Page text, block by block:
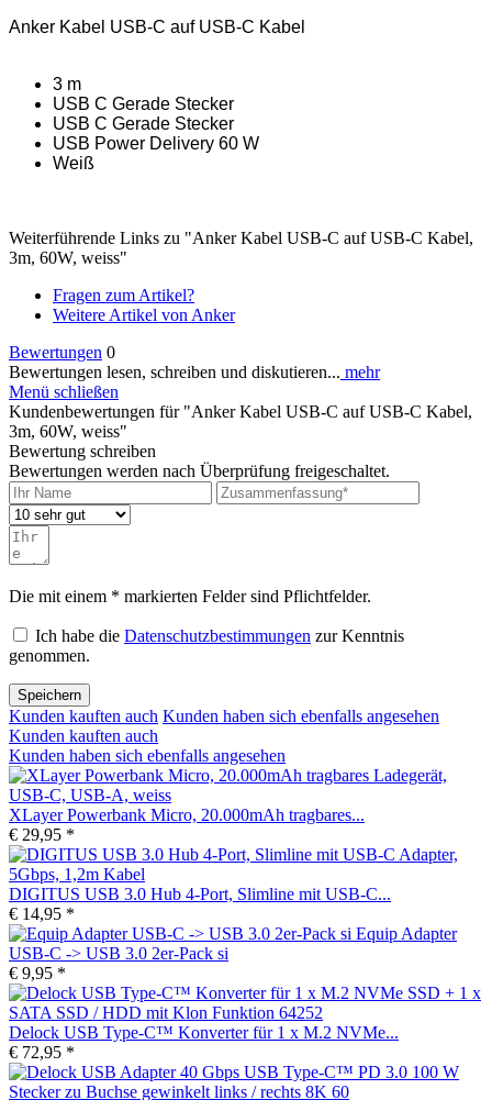
Anker Kabel USB-C auf USB-C Kabel
3 m
USB C Gerade Stecker
USB C Gerade Stecker
USB Power Delivery 60 W
Weiß
Weiterführende Links zu "Anker Kabel USB-C auf USB-C Kabel,
3m, 60W, weiss"
Fragen zum Artikel?
Weitere Artikel von Anker
Bewertungen 0
Bewertungen lesen, schreiben und diskutieren... mehr
Menü schließen
Kundenbewertungen für "Anker Kabel USB-C auf USB-C Kabel,
3m, 60W, weiss"
Bewertung schreiben
Bewertungen werden nach Überprüfung freigeschaltet.
Die mit einem * markierten Felder sind Pflichtfelder.
Ich habe die Datenschutzbestimmungen zur Kenntnis
genommen.
Speichern
Kunden kauften auch Kunden haben sich ebenfalls angesehen
Kunden kauften auch
Kunden haben sich ebenfalls angesehen
XLayer Powerbank Micro, 20.000mAh tragbares...
€ 29,95 *
DIGITUS USB 3.0 Hub 4-Port, Slimline mit USB-C...
€ 14,95 *
Equip Adapter
USB-C -> USB 3.0 2er-Pack si
€ 9,95 *
Delock USB Type-C™ Konverter für 1 x M.2 NVMe...
€ 72,95 *